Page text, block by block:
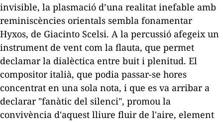
invisible, la plasmació d’una realitat inefable amb
reminiscències orientals sembla fonamentar
Hyxos, de Giacinto Scelsi. A la percussió afegeix un
instrument de vent com la flauta, que permet
declamar la dialèctica entre buit i plenitud. El
compositor italià, que podia passar-se hores
concentrat en una sola nota, i que es va arribar a
declarar "fanàtic del silenci", promou la
convivència d'aquest lliure fluir de l'aire, element